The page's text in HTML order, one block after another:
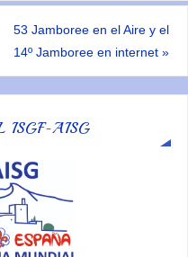
53 Jamboree en el Aire y el
14º Jamboree en internet »
ISGF-AISG